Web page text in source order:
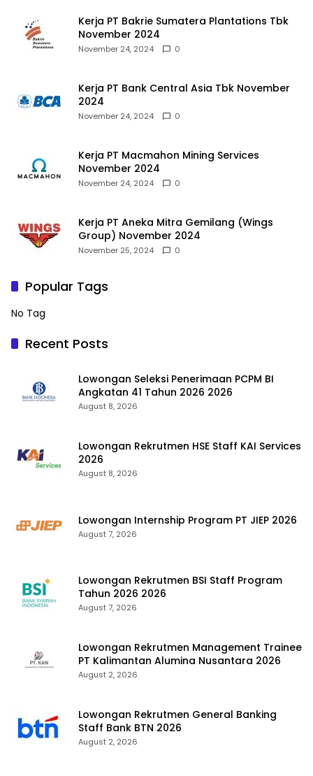
Kerja PT Bakrie Sumatera Plantations Tbk
November 2024
November 24, 2024 0
Kerja PT Bank Central Asia Tbk November
2024
November 24, 2024 0
Kerja PT Macmahon Mining Services
November 2024
November 24, 2024 0
Kerja PT Aneka Mitra Gemilang (Wings
Group) November 2024
November 25, 2024 0
Popular Tags
No Tag
Recent Posts
Lowongan Seleksi Penerimaan PCPM BI
Angkatan 41 Tahun 2026 2026
August 8, 2026
Lowongan Rekrutmen HSE Staff KAI Services
2026
August 8, 2026
Lowongan Internship Program PT JIEP 2026
August 7, 2026
Lowongan Rekrutmen BSI Staff Program
Tahun 2026 2026
August 7, 2026
Lowongan Rekrutmen Management Trainee
PT Kalimantan Alumina Nusantara 2026
August 2, 2026
Lowongan Rekrutmen General Banking
Staff Bank BTN 2026
August 2, 2026